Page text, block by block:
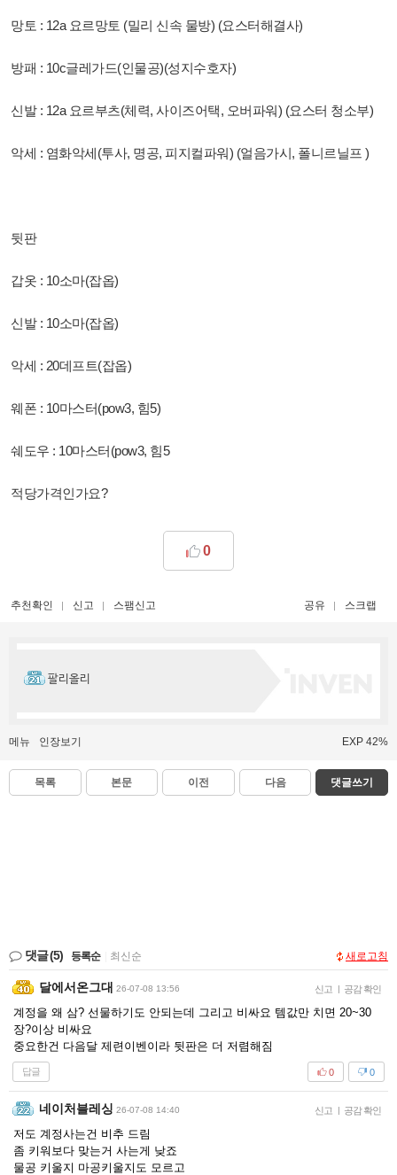
망토 : 12a 요르망토 (밀리 신속 물방) (요스터해결사)
방패 : 10c글레가드(인물공)(성지수호자)
신발 : 12a 요르부츠(체력, 사이즈어택, 오버파워) (요스터 청소부)
악세 : 염화악세(투사, 명공, 피지컬파워) (얼음가시, 폴니르닐프 )
뒷판
갑옷 : 10소마(잡옵)
신발 : 10소마(잡옵)
악세 : 20데프트(잡옵)
웨폰 : 10마스터(pow3, 힘5)
쉐도우 : 10마스터(pow3, 힘5
적당가격인가요?
0
추천확인 신고 스팸신고 공유 스크랩
팔리올리
메뉴 인장보기 EXP 42%
목록 본문 이전 다음 댓글쓰기
댓글(5) 등록순 최신순 새로고침
달에서온그대 26-07-08 13:56 신고 | 공감 확인
계정을 왜 삼? 선물하기도 안되는데 그리고 비싸요 템값만 치면 20~30
장?이상 비싸요
중요한건 다음달 제련이벤이라 뒷판은 더 저렴해짐
답글 0
0
네이처블레싱 26-07-08 14:40 신고 | 공감 확인
저도 계정사는건 비추 드림
좀 키워보다 맞는거 사는게 낮죠
물공 키울지 마공키울지도 모르고